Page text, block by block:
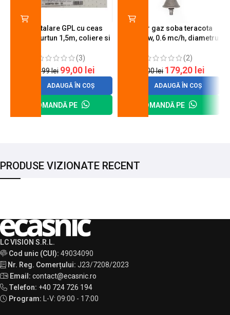
Kit instalare GPL cu ceas
butelie, furtun 1,5m, coliere si
(3)
120,99lei 99,00 lei
ADAUGĂ ÎN COȘ
COMANDĂ PE
Arzator gaz soba teracota
A600, 6 kw, 0.6 mc/h, diametru
(2)
200,00lei 179,20 lei
ADAUGĂ ÎN COȘ
COMANDĂ PE
PRODUSE VIZIONATE RECENT
LC VISION S.R.L.
Cod unic (CUI): 49034090
Nr. Reg. Comerțului: J23/7208/2023
Email: contact@ecasnic.ro
Telefon: +40 724 726 194
Program:
L-V: 09:00 - 17:00